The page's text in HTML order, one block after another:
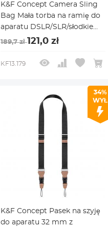
K&F Concept Camera Sling
Bag Mała torba na ramię do
aparatu DSLR/SLR/słodkie
kompaktowe torby na ramię
189,7 zł121,0 zł
KF13.179
34%
WYŁ
K&F Concept Pasek na szyję
do aparatu 32 mm z